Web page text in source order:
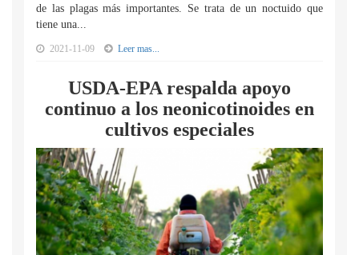
de las plagas más importantes. Se trata de un noctuido que
tiene una...
2021-11-09 Leer mas...
USDA-EPA respalda apoyo
continuo a los neonicotinoides en
cultivos especiales